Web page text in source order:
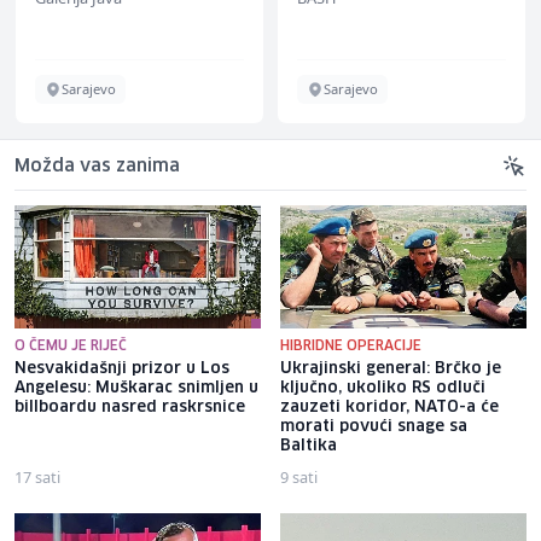
Sarajevo Sarajevo
Možda vas zanima
O ČEMU JE RIJEČ
Nesvakidašnji prizor u Los
Angelesu: Muškarac snimljen u
billboardu nasred raskrsnice
17 sati
HIBRIDNE OPERACIJE
Ukrajinski general: Brčko je
ključno, ukoliko RS odluči
zauzeti koridor, NATO-a će
morati povući snage sa
Baltika
9 sati